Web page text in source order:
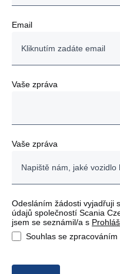
Email
Vaše zpráva
Vaše zpráva
Odesláním žádosti vyjadřuji
údajů společností Scania
jsem se seznámil/a s
Souhlas se